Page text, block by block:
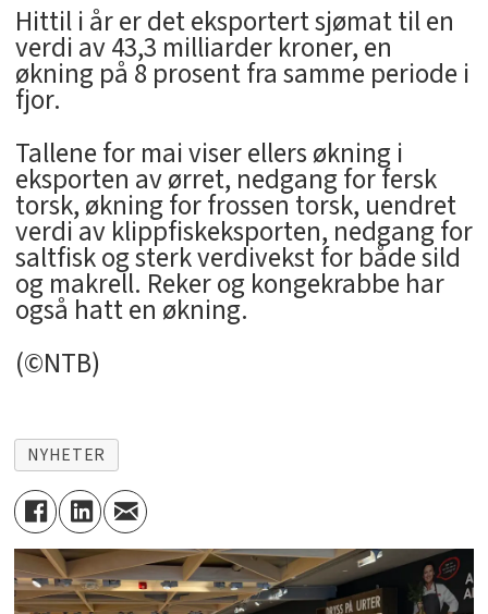
Hittil i år er det eksportert sjømat til en
verdi av 43,3 milliarder kroner, en
økning på 8 prosent fra samme periode i
fjor.
Tallene for mai viser ellers økning i
eksporten av ørret, nedgang for fersk
torsk, økning for frossen torsk, uendret
verdi av klippfiskeksporten, nedgang for
saltfisk og sterk verdivekst for både sild
og makrell. Reker og kongekrabbe har
også hatt en økning.
(©NTB)
NYHETER